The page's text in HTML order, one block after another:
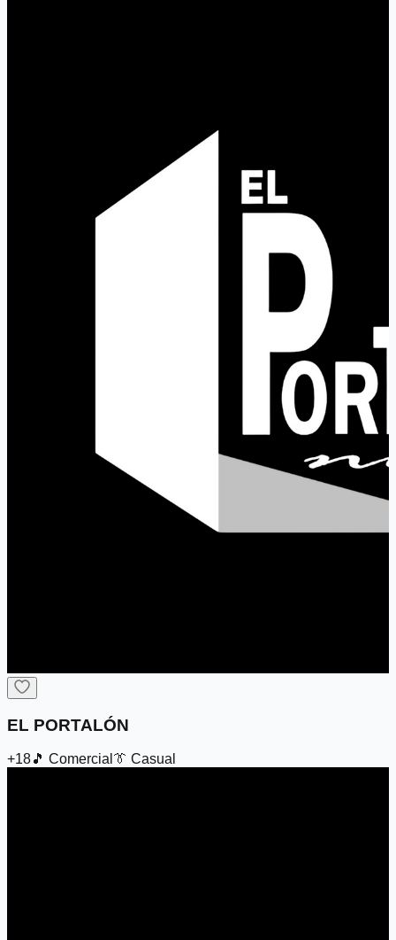
EL PORTALÓN
+18🎵 Comercial 👔 Casual